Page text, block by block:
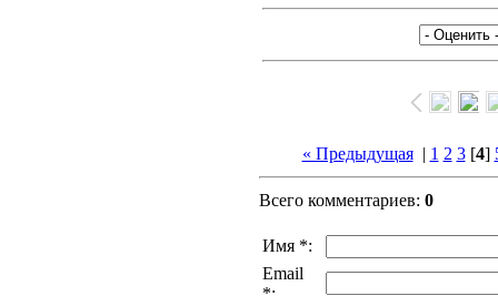
« Предыдущая| 1 2 3[4]
Всего комментариев: 0
Имя *:
Email